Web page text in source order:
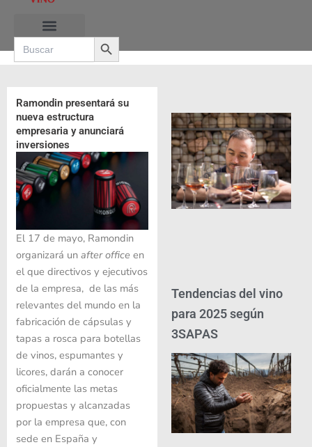
contenido
Search
for:
Search Button
Ramondin presentará su
nueva estructura
empresaria y anunciará
inversiones
El 17 de mayo, Ramondin
organizará un after officeen
el que directivos y ejecutivos
de la empresa, de las más
relevantes del mundo en la
fabricación de cápsulas y
tapas a rosca para botellas
de vinos, espumantes y
licores, darán a conocer
oficialmente las metas
propuestas y alcanzadas
por la empresa que, con
sede en España y
Tendencias del vino
para 2025 según
3SAPAS